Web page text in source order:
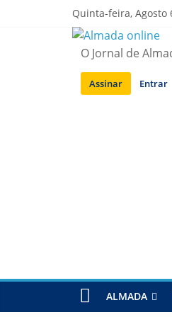
Quinta-feira, Agosto
O Jornal de
Assinar Entrar
ALMADA